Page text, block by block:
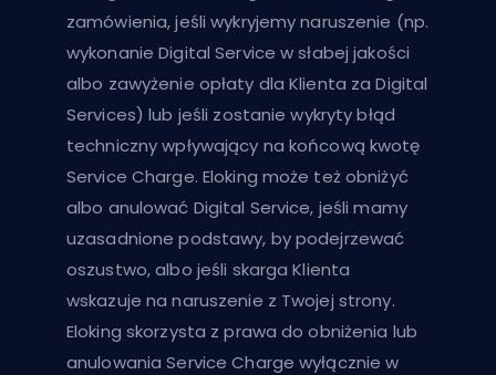
zamówienia, jeśli wykryjemy naruszenie (np.
wykonanie Digital Service w słabej jakości
albo zawyżenie opłaty dla Klienta za Digital
Services) lub jeśli zostanie wykryty błąd
techniczny wpływający na końcową kwotę
Service Charge. Eloking może też obniżyć
albo anulować Digital Service, jeśli mamy
uzasadnione podstawy, by podejrzewać
oszustwo, albo jeśli skarga Klienta
wskazuje na naruszenie z Twojej strony.
Eloking skorzysta z prawa do obniżenia lub
anulowania Service Charge wyłącznie w